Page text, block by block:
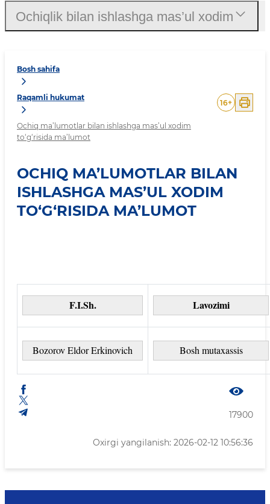
Bosh sahifa
Raqamli hukumat
Ochiq ma’lumotlar bilan ishlashga mas’ul xodim
to‘g‘risida ma’lumot
16+
OCHIQ MA’LUMOTLAR BILAN
ISHLASHGA MAS’UL XODIM
TO‘G‘RISIDA MA’LUMOT
F.I.Sh. Lavozimi
Bozorov Eldor Erkinovich Bosh mutaxassis
17900
Oxirgi yangilanish: 2026-02-12 10:56:36
Ochiqlik bilan ishlashga mas’ul xodim